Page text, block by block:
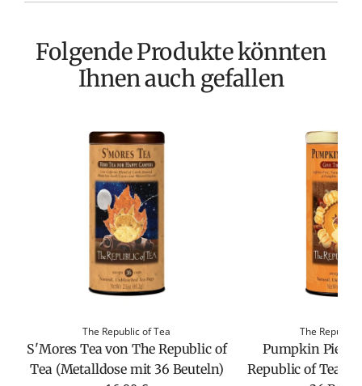
Folgende Produkte könnten
Ihnen auch gefallen
The Republic of Tea
S'Mores Tea von The Republic of
Tea (Metalldose mit 36 Beuteln)
The Republic
Pumpkin Pie
Republic of Tea